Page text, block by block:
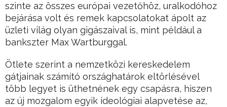
szinte az összes európai vezetőhöz, uralkodóhoz
bejárása volt és remek kapcsolatokat ápolt az
üzleti világ olyan gigászaival is, mint például a
bankszter Max Wartburggal.
Ötlete szerint a nemzetközi kereskedelem
gátjainak számító országhatárok eltörlésével
több legyet is üthetnének egy csapásra, hiszen
az új mozgalom egyik ideológiai alapvetése az,